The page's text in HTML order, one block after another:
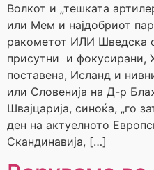
Волкот и „тешката
или Мем и најдобриот
ракометот ИЛИ Шведска
присутни и фокусирани,
поставена, Исланд и
или Словенија на Д-р
Швајцарија, синоќа, „го
ден на актуелното
Скандинавија, […]